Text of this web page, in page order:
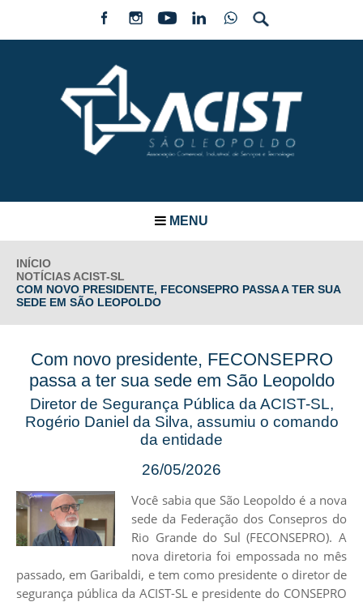
MENU
INÍCIO
NOTÍCIAS ACIST-SL
COM NOVO PRESIDENTE, FECONSEPRO PASSA A TER SUA
SEDE EM SÃO LEOPOLDO
Com novo presidente, FECONSEPRO
passa a ter sua sede em São Leopoldo
Diretor de Segurança Pública da ACIST-SL,
Rogério Daniel da Silva, assumiu o comando
da entidade
26/05/2026
Você sabia que São Leopoldo é a nova
sede da Federação dos Consepros do
Rio Grande do Sul (FECONSEPRO). A
nova diretoria foi empossada no mês
passado, em Garibaldi, e tem como presidente o diretor de
segurança pública da ACIST-SL e presidente do CONSEPRO